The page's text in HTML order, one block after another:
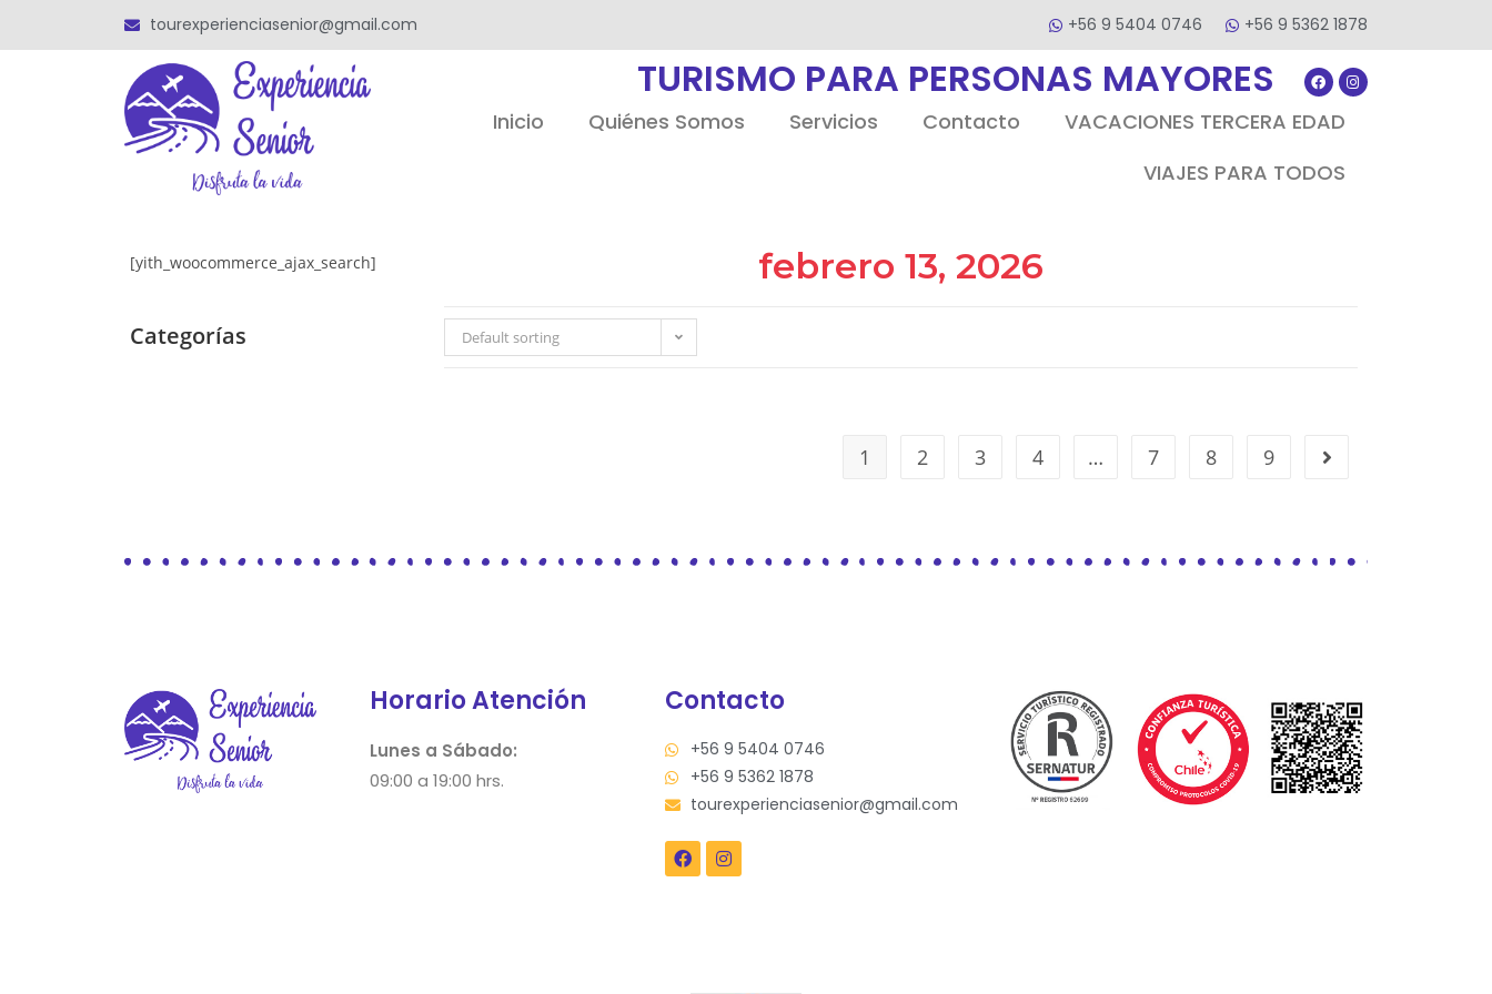
tourexperienciasenior@gmail.com +56 9 5404 0746 +56 9 5362 1878
TURISMO PARA PERSONAS MAYORES
Inicio Quiénes Somos Servicios Contacto
VACACIONES TERCERA EDAD
VIAJES PARA TODOS
[yith_woocommerce_ajax_search]
Categorías
febrero 13, 2026
Default sorting
1 2 3 4 … 7 8 9
Horario Atención
Lunes a Sábado:
09:00 a 19:00 hrs.
Contacto
+56 9 5404 0746
+56 9 5362 1878
tourexperienciasenior@gmail.com